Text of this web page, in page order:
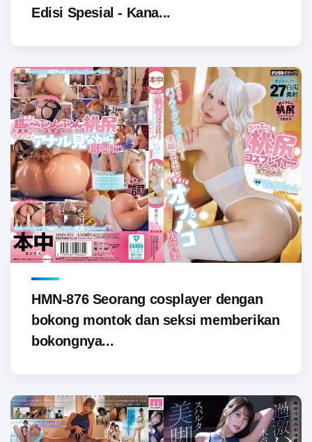
Edisi Spesial - Kana...
HMN-876 Seorang cosplayer dengan
bokong montok dan seksi memberikan
bokongnya...